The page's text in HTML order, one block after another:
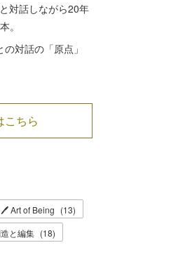
対話しながら20年
。
対話の「原点」
こちら
🖊 Art of Being (13)
と編集 (18)